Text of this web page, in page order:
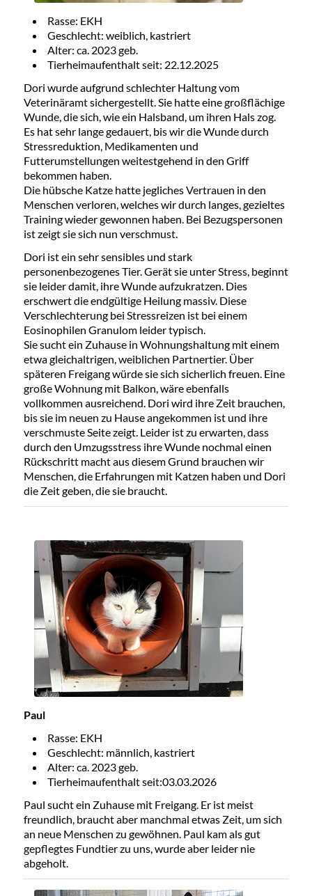
Rasse: EKH
Geschlecht: weiblich, kastriert
Alter: ca. 2023 geb.
Tierheimaufenthalt seit: 22.12.2025
Dori wurde aufgrund schlechter Haltung vom
Veterinäramt sichergestellt. Sie hatte eine großflächige
Wunde, die sich, wie ein Halsband, um ihren Hals zog.
Es hat sehr lange gedauert, bis wir die Wunde durch
Stressreduktion, Medikamenten und
Futterumstellungen weitestgehend in den Griff
bekommen haben.
Die hübsche Katze hatte jegliches Vertrauen in den
Menschen verloren, welches wir durch langes, gezieltes
Training wieder gewonnen haben. Bei Bezugspersonen
ist zeigt sie sich nun verschmust.
Dori ist ein sehr sensibles und stark
personenbezogenes Tier. Gerät sie unter Stress, beginnt
sie leider damit, ihre Wunde aufzukratzen. Dies
erschwert die endgültige Heilung massiv. Diese
Verschlechterung bei Stressreizen ist bei einem
Eosinophilen Granulom leider typisch.
Sie sucht ein Zuhause in Wohnungshaltung mit einem
etwa gleichaltrigen, weiblichen Partnertier. Über
späteren Freigang würde sie sich sicherlich freuen. Eine
große Wohnung mit Balkon, wäre ebenfalls
vollkommen ausreichend. Dori wird ihre Zeit brauchen,
bis sie im neuen zu Hause angekommen ist und ihre
verschmuste Seite zeigt. Leider ist zu erwarten, dass
durch den Umzugsstress ihre Wunde nochmal einen
Rückschritt macht aus diesem Grund brauchen wir
Menschen, die Erfahrungen mit Katzen haben und Dori
die Zeit geben, die sie braucht.
Paul
Rasse: EKH
Geschlecht: männlich, kastriert
Alter: ca. 2023 geb.
Tierheimaufenthalt seit:03.03.2026
Paul sucht ein Zuhause mit Freigang. Er ist meist
freundlich, braucht aber manchmal etwas Zeit, um sich
an neue Menschen zu gewöhnen. Paul kam als gut
gepflegtes Fundtier zu uns, wurde aber leider nie
abgeholt.